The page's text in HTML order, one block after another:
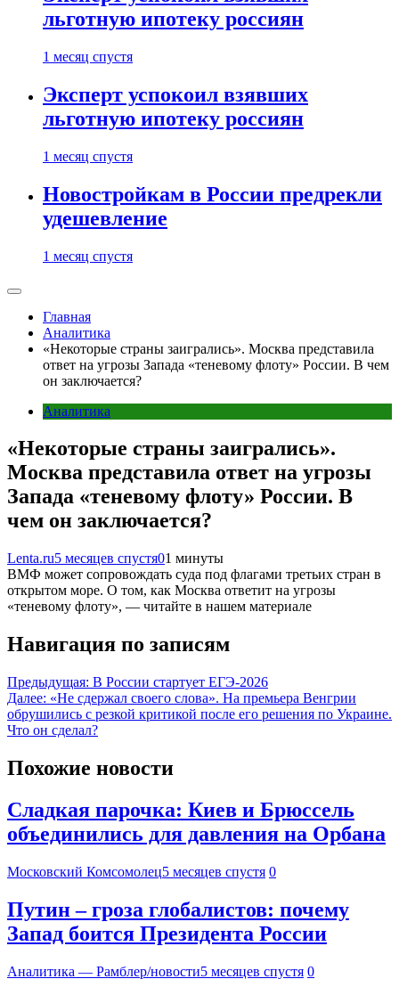
льготную ипотеку россиян
1 месяц спустя
Эксперт успокоил взявших
льготную ипотеку россиян
1 месяц спустя
Новостройкам в России предрекли
удешевление
1 месяц спустя
Главная
Аналитика
«Некоторые страны заигрались». Москва представила
ответ на угрозы Запада «теневому флоту» России. В чем
он заключается?
Аналитика
«Некоторые страны заигрались».
Москва представила ответ на угрозы
Запада «теневому флоту» России. В
чем он заключается?
Lenta.ru5 месяцев спустя01 минуты
ВМФ может сопровождать суда под флагами третьих стран в
открытом море. О том, как Москва ответит на угрозы
«теневому флоту», — читайте в нашем материале
Навигация по записям
Предыдущая: В России стартует ЕГЭ-2026
Далее: «Не сдержал своего слова». На премьера Венгрии
обрушились с резкой критикой после его решения по Украине.
Что он сделал?
Похожие новости
Сладкая парочка: Киев и Брюссель
объединились для давления на Орбана
Московский Комсомолец5 месяцев спустя 0
Путин – гроза глобалистов: почему
Запад боится Президента России
Аналитика — Рамблер/новости5 месяцев спустя 0